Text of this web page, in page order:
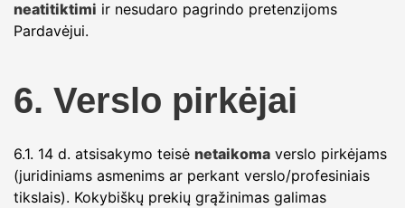
neatitiktimi ir nesudaro pagrindo pretenzijoms
Pardavėjui.
6. Verslo pirkėjai
6.1. 14 d. atsisakymo teisė netaikoma verslo pirkėjams
(juridiniams asmenims ar perkant verslo/profesiniais
tikslais). Kokybiškų prekių grąžinimas galimas